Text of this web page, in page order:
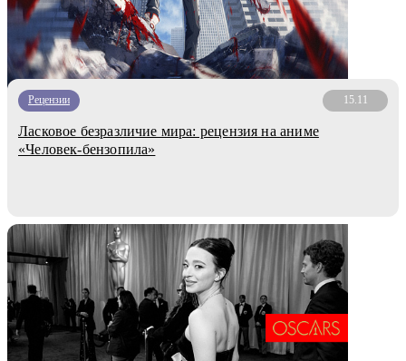
Рецензии 15.11
Ласковое безразличие мира: рецензия на аниме
«Человек-бензопила»